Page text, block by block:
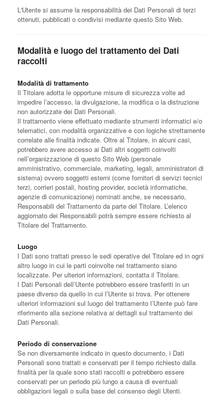
L'Utente si assume la responsabilità dei Dati Personali di terzi
ottenuti, pubblicati o condivisi mediante questo Sito Web.
Modalità e luogo del trattamento dei Dati
raccolti
Modalità di trattamento
Il Titolare adotta le opportune misure di sicurezza volte ad
impedire l’accesso, la divulgazione, la modifica o la distruzione
non autorizzate dei Dati Personali.
Il trattamento viene effettuato mediante strumenti informatici e/o
telematici, con modalità organizzative e con logiche strettamente
correlate alle finalità indicate. Oltre al Titolare, in alcuni casi,
potrebbero avere accesso ai Dati altri soggetti coinvolti
nell’organizzazione di questo Sito Web (personale
amministrativo, commerciale, marketing, legali, amministratori di
sistema) ovvero soggetti esterni (come fornitori di servizi tecnici
terzi, corrieri postali, hosting provider, società informatiche,
agenzie di comunicazione) nominati anche, se necessario,
Responsabili del Trattamento da parte del Titolare. L’elenco
aggiornato dei Responsabili potrà sempre essere richiesto al
Titolare del Trattamento.
Luogo
I Dati sono trattati presso le sedi operative del Titolare ed in ogni
altro luogo in cui le parti coinvolte nel trattamento siano
localizzate. Per ulteriori informazioni, contatta il Titolare.
I Dati Personali dell’Utente potrebbero essere trasferiti in un
paese diverso da quello in cui l’Utente si trova. Per ottenere
ulteriori informazioni sul luogo del trattamento l’Utente può fare
riferimento alla sezione relativa ai dettagli sul trattamento dei
Dati Personali.
Periodo di conservazione
Se non diversamente indicato in questo documento, i Dati
Personali sono trattati e conservati per il tempo richiesto dalla
finalità per la quale sono stati raccolti e potrebbero essere
conservati per un periodo più lungo a causa di eventuali
obbligazioni legali o sulla base del consenso degli Utenti.